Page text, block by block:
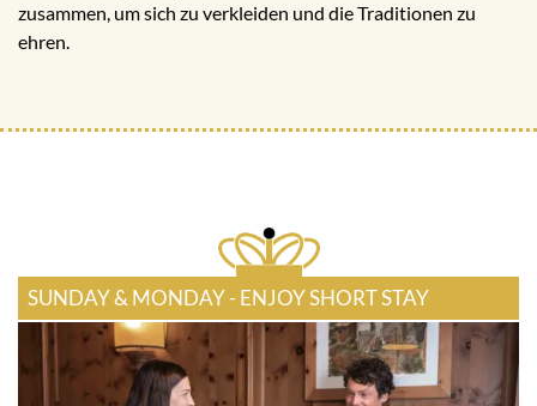
zusammen, um sich zu verkleiden und die Traditionen zu
ehren.
SUNDAY & MONDAY - ENJOY SHORT STAY